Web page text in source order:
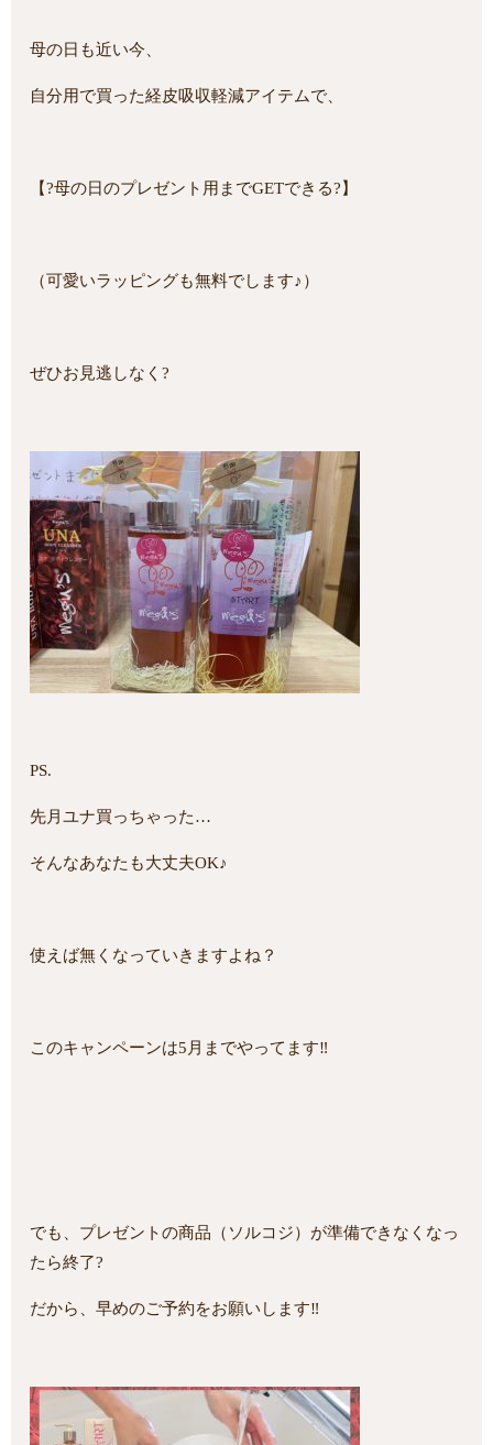
母の日も近い今、
自分用で買った経皮吸収軽減アイテムで、
【?母の日のプレゼント用までGETできる?】
（可愛いラッピングも無料でします♪）
ぜひお見逃しなく?
PS.
先月ユナ買っちゃった…
そんなあなたも大丈夫OK♪
使えば無くなっていきますよね？
このキャンペーンは5月までやってます‼
でも、プレゼントの商品（ソルコジ）が準備できなくなっ
たら終了?
だから、早めのご予約をお願いします‼